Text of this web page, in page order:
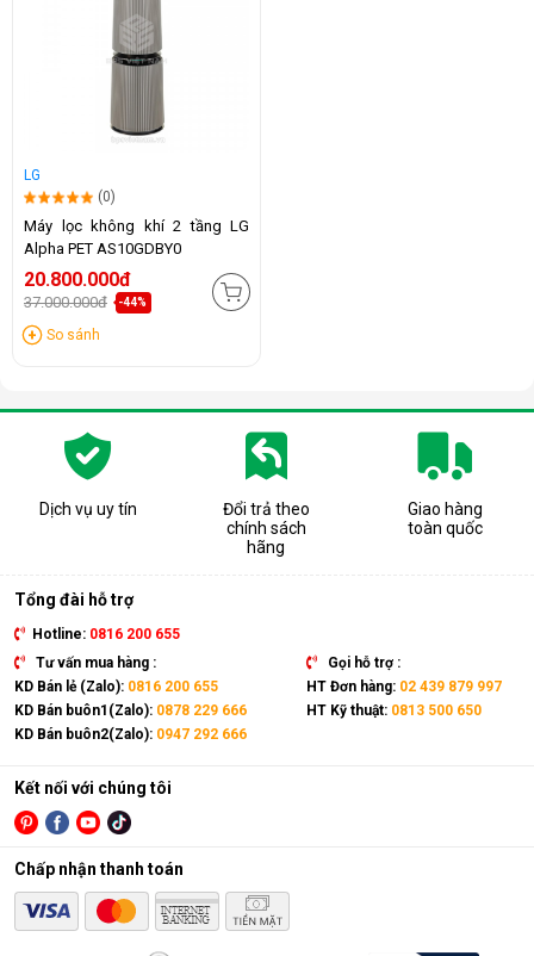
LG
(0)
Máy lọc không khí 2 tầng LG
Alpha PET AS10GDBY0
20.800.000đ
37.000.000đ -44%
So sánh
Dịch vụ uy tín
Đổi trả theo
chính sách
hãng
Giao hàng
toàn quốc
Tổng đài hỗ trợ
Hotline: 0816 200 655
Tư vấn mua hàng :
KD Bán lẻ (Zalo): 0816 200 655
KD Bán buôn1(Zalo): 0878 229 666
KD Bán buôn2(Zalo): 0947 292 666
Gọi hỗ trợ :
HT Đơn hàng: 02 439 879 997
HT Kỹ thuật: 0813 500 650
Kết nối với chúng tôi
Chấp nhận thanh toán